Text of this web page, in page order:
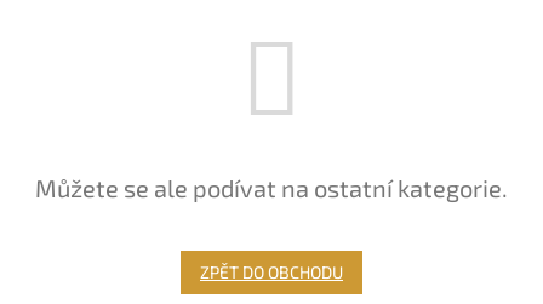
Můžete se ale podívat na ostatní kategorie.
ZPĚT DO OBCHODU